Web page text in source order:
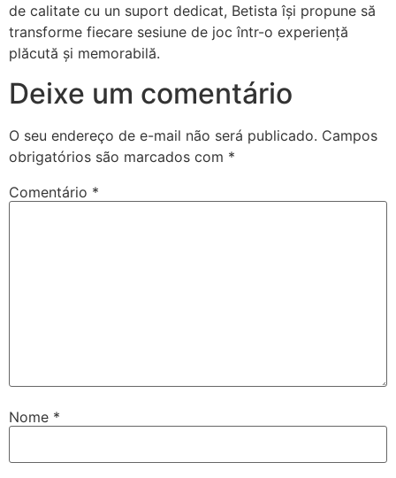
de calitate cu un suport dedicat, Betista își propune să
transforme fiecare sesiune de joc într-o experiență
plăcută și memorabilă.
Deixe um comentário
O seu endereço de e-mail não será publicado. Campos
obrigatórios são marcados com *
Comentário *
Nome *